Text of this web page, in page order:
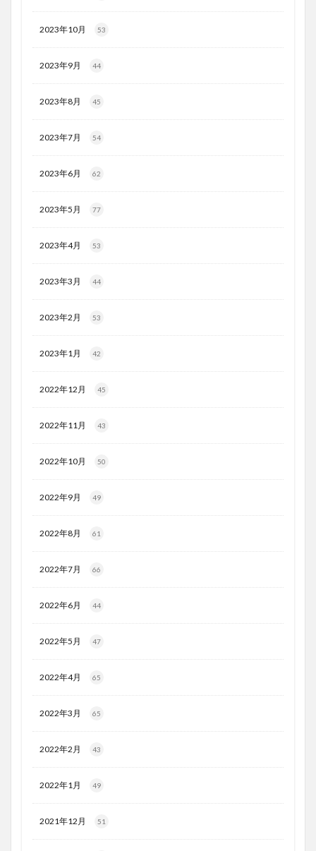
2023年10月 53
2023年9月 44
2023年8月 45
2023年7月 54
2023年6月 62
2023年5月 77
2023年4月 53
2023年3月 44
2023年2月 53
2023年1月 42
2022年12月 45
2022年11月 43
2022年10月 50
2022年9月 49
2022年8月 61
2022年7月 66
2022年6月 44
2022年5月 47
2022年4月 65
2022年3月 65
2022年2月 43
2022年1月 49
2021年12月 51